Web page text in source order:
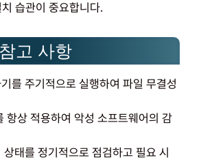
습관이 중요합니다.
고 사항
를 주기적으로 실행하여 파일 무결성
항상 적용하여 악성 소프트웨어의 감
태를 정기적으로 점검하고 필요 시